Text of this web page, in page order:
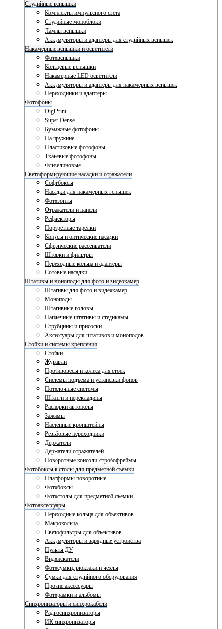
Студийные вспышки
Комплекты импульсного света
Студийные моноблоки
Лампы вспышки
Аккумуляторы и адаптеры для студийных вспышек
Накамерные вспышки и осветители
Фотовспышки
Кольцевые вспышки
Накамерные LED осветители
Аккумуляторы и адаптеры для накамерных вспышек
Переходники и адаптеры
Фотофоны
DigiPrint
Super Dense
Бумажные фотофоны
На пружине
Пластиковые фотофоны
Тканевые фотофоны
Флизелиновые
Светоформирующие насадки и отражатели
Софтбоксы
Насадки для накамерных вспышек
Фотозонты
Отражатели и панели
Рефлекторы
Портретные тарелки
Конусы и оптические насадки
Сферические рассеиватели
Шторки и фильтры
Переходные кольца и адаптеры
Сотовые насадки
Штативы и моноподы для фото и видеокамер
Штативы для фото и видеокамер
Моноподы
Штативные головы
Наплечные штативы и стедикамы
Струбцины и присоски
Аксессуары для штативов и моноподов
Стойки и системы крепления
Стойки
Журавли
Противовесы и колеса для стоек
Системы подъема и установки фонов
Потолочные системы
Штанги и перекладины
Распорки автополы
Зажимы
Настенные кронштейны
Резьбовые переходники
Держатели
Держатели отражателей
Поворотные консоли-стробофреймы
Фотобоксы и столы для предметной съемки
Платформы поворотные
Фотобоксы
Фотостолы для предметной съемки
Фотоаксессуары
Переходные кольца для объективов
Макрокольца
Светофильтры для объективов
Аккумуляторы и зарядные устройства
Пульты ДУ
Видоискатели
Фотосумки, рюкзаки и чехлы
Сумки для студийного оборудования
Прочие аксессуары
Фоторамки и альбомы
Синхронизаторы и синхрокабели
Радиосинхронизаторы
ИК синхронизаторы